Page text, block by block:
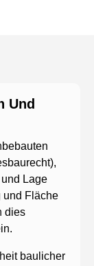
Und
Lage
und Fläche
dies
baulicher